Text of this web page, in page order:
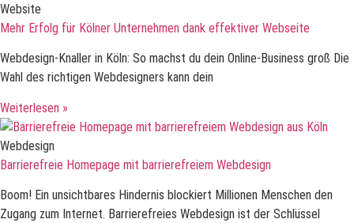
Website
Mehr Erfolg für Kölner Unternehmen dank effektiver Webseite
Webdesign-Knaller in Köln: So machst du dein Online-Business groß Die
Wahl des richtigen Webdesigners kann dein
Weiterlesen »
Webdesign
Barrierefreie Homepage mit barrierefreiem Webdesign
Boom! Ein unsichtbares Hindernis blockiert Millionen Menschen den
Zugang zum Internet. Barrierefreies Webdesign ist der Schlüssel